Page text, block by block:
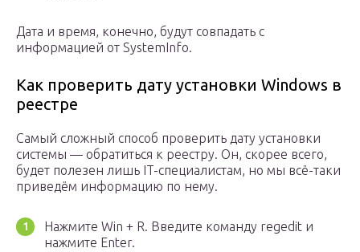
Дата и время, конечно, будут совпадать с
информацией от SystemInfo.
Как проверить дату установки Windows в
реестре
Самый сложный способ проверить дату установки
системы — обратиться к реестру. Он, скорее всего,
будет полезен лишь IT-специалистам, но мы всё-таки
приведём информацию по нему.
Нажмите Win + R. Введите команду regedit и
нажмите Enter.